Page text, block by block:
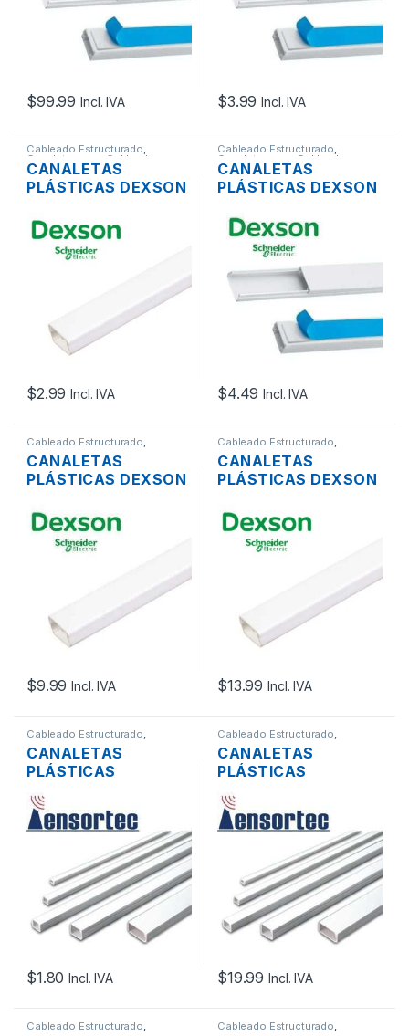
$99.99 Incl. IVA $3.99 Incl. IVA
Cableado Estructurado,
Canaletas para Cableado y
Accesorios
CANALETAS
PLÁSTICAS DEXSON
X 12MM 50
UNIDADES
$2.99 Incl. IVA
Cableado Estructurado,
Canaletas para Cableado y
Accesorios
CANALETAS
PLÁSTICAS DEXSON
X 12MM 40
UNIDADES
$4.49 Incl. IVA
Cableado Estructurado
Canaletas para Cableado y
Accesorios
CANALETAS
PLÁSTICAS DEXSON
X 25MM 10
UNIDADES
$9.99 Incl. IVA
Cableado Estructurado
Canaletas para Cableado y
Accesorios
CANALETAS
PLÁSTICAS DEXSON
X 40MM 10
UNIDADES
$13.99 Incl. IVA
Cableado Estructurado
Canaletas para Cableado y
Accesorios
CANALETAS
PLÁSTICAS
IN001935 SIN
DIVISION ADHESIVO
PVC 13 X 7MM
$1.80 Incl. IVA
Cableado Estructurado
Canaletas para Cableado y
Accesorios
CANALETAS
PLÁSTICAS
IN002815 SIN
DIVISION PVC 100 X
$19.99 Incl. IVA
Cableado Estructurado Cableado Estructurado